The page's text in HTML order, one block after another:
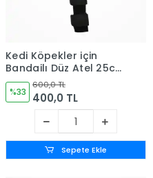
Kedi Köpekler için
Bandajlı Düz Atel 25cm
(No:6)
%33
600,0 TL
400,0 TL
Sepete Ekle